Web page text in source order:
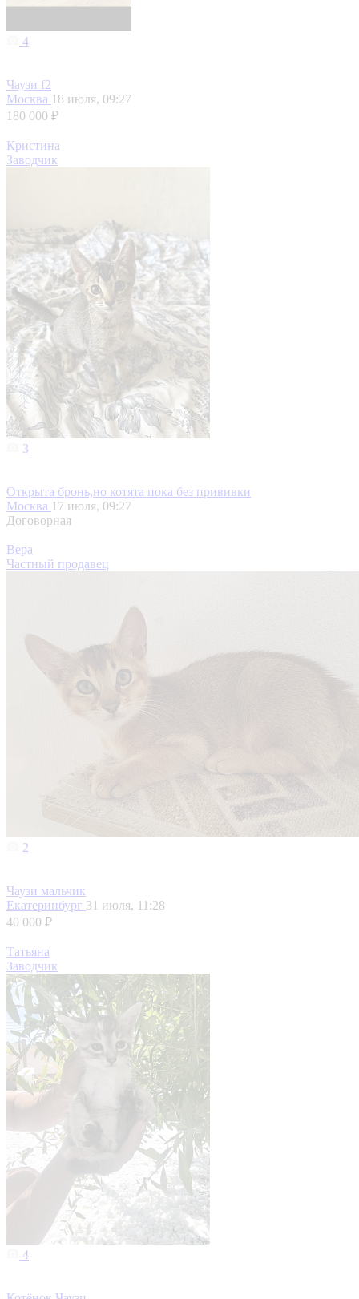
4
Чаузи f2
Москва 18 июля, 09:27
180 000 ₽
Кристина
Заводчик
3
Открыта бронь,но котята пока без прививки
Москва 17 июля, 09:27
Договорная
Вера
Частный продавец
2
Чаузи мальчик
Екатеринбург 31 июля, 11:28
40 000 ₽
Татьяна
Заводчик
4